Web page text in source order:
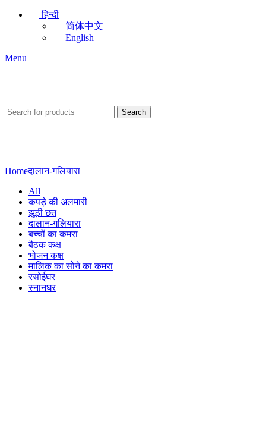
हिन्दी
简体中文
English
Menu
Search
Homeदालान-गलियारा
All
कपड़े की अलमारी
झूठी छत
दालान-गलियारा
बच्चों का कमरा
बैठक कक्ष
भोजन कक्ष
मालिक का सोने का कमरा
रसोईघर
स्नानघर